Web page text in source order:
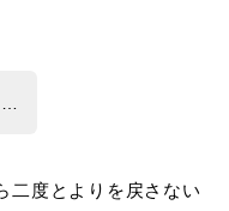
二度とよりを戻さない